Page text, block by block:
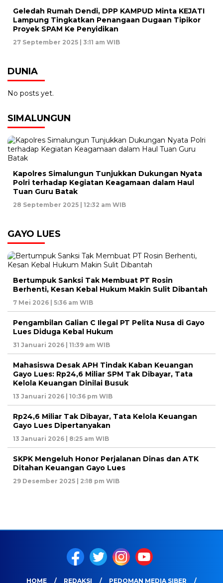
Geledah Rumah Dendi, DPP KAMPUD Minta KEJATI
Lampung Tingkatkan Penangaan Dugaan Tipikor
Proyek SPAM Ke Penyidikan
27 September 2025 | 3:11 am WIB
DUNIA
No posts yet.
SIMALUNGUN
Kapolres Simalungun Tunjukkan Dukungan Nyata
Polri terhadap Kegiatan Keagamaan dalam Haul
Tuan Guru Batak
28 September 2025 | 12:32 am WIB
GAYO LUES
Bertumpuk Sanksi Tak Membuat PT Rosin
Berhenti, Kesan Kebal Hukum Makin Sulit Dibantah
7 Mei 2026 | 5:36 am WIB
Pengambilan Galian C Ilegal PT Pelita Nusa di Gayo
Lues Diduga Kebal Hukum
31 Januari 2026 | 11:39 am WIB
Mahasiswa Desak APH Tindak Kaban Keuangan
Gayo Lues: Rp24,6 Miliar SPM Tak Dibayar, Tata
Kelola Keuangan Dinilai Busuk
13 Januari 2026 | 10:36 pm WIB
Rp24,6 Miliar Tak Dibayar, Tata Kelola Keuangan
Gayo Lues Dipertanyakan
13 Januari 2026 | 8:25 am WIB
SKPK Mengeluh Honor Perjalanan Dinas dan ATK
Ditahan Keuangan Gayo Lues
29 Desember 2025 | 2:18 pm WIB
HOME REDAKSI PEDOMAN MEDIA SIBER